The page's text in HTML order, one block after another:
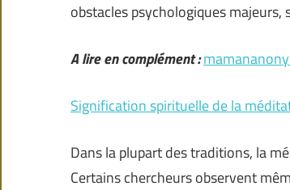
obstacles psychologiques
A lire en complément :
Signification spirituelle de la
Dans la plupart des traditions, la
Certains chercheurs observent